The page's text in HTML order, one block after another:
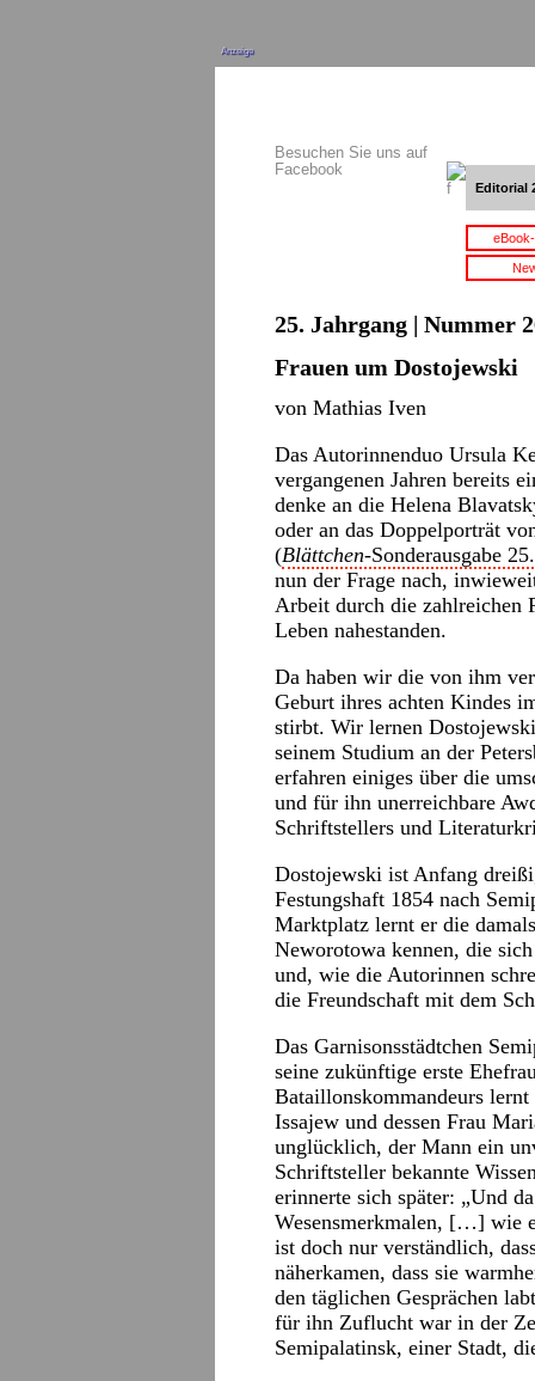
Anzeige
Besuchen Sie uns auf
Facebook
Editorial
25. Jahrgang | Nummer
Frauen um Dostojewski
von Mathias Iven
Das Autorinnenduo Ursula
vergangenen Jahren bereits
denke an die Helena
oder an das Doppelporträt
(Blättchen-Sonderausgabe
nun der Frage nach,
Arbeit durch die zahlreichen
Leben nahestanden.
Da haben wir die von ihm
Geburt ihres achten Kindes
stirbt. Wir lernen
seinem Studium an der
erfahren einiges über die
und für ihn unerreichbare
Schriftstellers und
Dostojewski ist Anfang
Festungshaft 1854 nach
Marktplatz lernt er die
Neworotowa kennen, die
und, wie die Autorinnen
die Freundschaft mit dem
Das Garnisonsstädtchen
seine zukünftige erste
Bataillonskommandeurs
Issajew und dessen Frau
unglücklich, der Mann ein
Schriftsteller bekannte
erinnerte sich später: „Und
Wesensmerkmalen, […] wie
ist doch nur verständlich,
näherkamen, dass sie
den täglichen Gesprächen
für ihn Zuflucht war in der
Semipalatinsk, einer Stadt,